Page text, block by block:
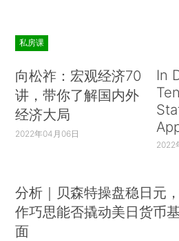
私房课
向松祚：宏观经济70
讲，带你了解国内外
经济大局
2022年04月06日
In
2022
分析｜贝森特操盘稳日元
作巧思能否撬动美日货币
面